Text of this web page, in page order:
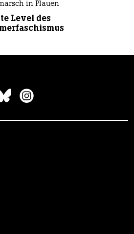
in Plauen
Level des